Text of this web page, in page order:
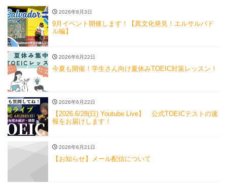
2026年8月3日
9月イベント開催します！【異文化発見！エルサルバド
ル編】
2026年6月22日
今夏も開催！学生さん向け夏休みTOEIC対策レッスン！
2026年6月22日
【2026.6/28(日) Youtube Live】 公式TOEICテストの速
報をお届けします！
2026年6月21日
【お知らせ】メール配信について